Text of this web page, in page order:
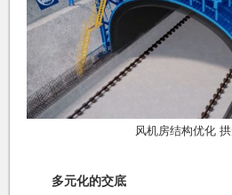
风机房结构优化
多元化的交底